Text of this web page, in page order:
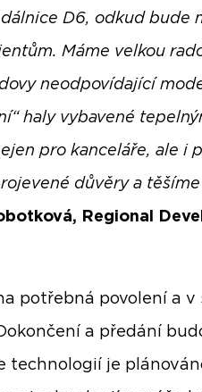
D6, odkud bude
Máme velkou
neodpovídající
haly vybavené
pro kanceláře, ale i
důvěry a
Regional
potřebná povolení a v
a předání
technologií je